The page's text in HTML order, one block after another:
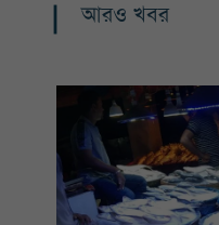
আরও খবর